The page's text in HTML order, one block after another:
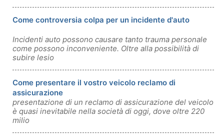
Come controversia colpa per un incidente d'auto
Incidenti auto possono causare tanto trauma personale
come possono inconveniente. Oltre alla possibilità di
subire lesio
Come presentare il vostro veicolo reclamo di
assicurazione
presentazione di un reclamo di assicurazione del veicolo
è quasi inevitabile nella società di oggi, dove oltre 220
milio